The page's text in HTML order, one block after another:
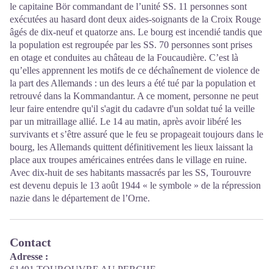
le capitaine Bör commandant de l’unité SS. 11 personnes sont
exécutées au hasard dont deux aides-soignants de la Croix Rouge
âgés de dix-neuf et quatorze ans. Le bourg est incendié tandis que
la population est regroupée par les SS. 70 personnes sont prises
en otage et conduites au château de la Foucaudière. C’est là
qu’elles apprennent les motifs de ce déchaînement de violence de
la part des Allemands : un des leurs a été tué par la population et
retrouvé dans la Kommandantur. A ce moment, personne ne peut
leur faire entendre qu'il s'agit du cadavre d'un soldat tué la veille
par un mitraillage allié. Le 14 au matin, après avoir libéré les
survivants et s’être assuré que le feu se propageait toujours dans le
bourg, les Allemands quittent définitivement les lieux laissant la
place aux troupes américaines entrées dans le village en ruine.
Avec dix-huit de ses habitants massacrés par les SS, Tourouvre
est devenu depuis le 13 août 1944 « le symbole » de la répression
nazie dans le département de l’Orne.
Contact
Adresse :